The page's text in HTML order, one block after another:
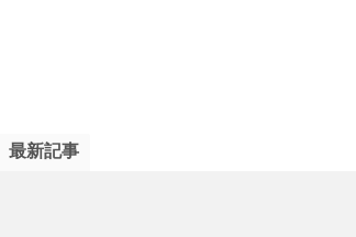
最新記事